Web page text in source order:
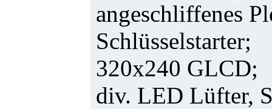
angeschliffenes
Schlüsselstarter;
320x240 GLCD;
div. LED Lüfter,